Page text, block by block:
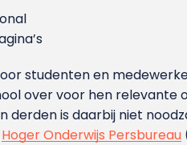
studenten en
over voor hen relevante
is daarbij niet
Hoger Onderwijs Persbureau